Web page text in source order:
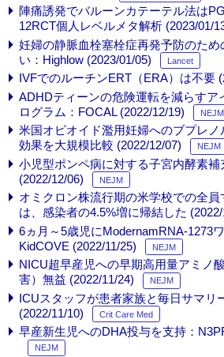
陣痛誘発でバルーンカテーテル法は
12RCT個人レベルメタ解析 (2023/01/
妊婦の静脈血栓塞栓症再発予防のため
い：Highlow (2023/01/05)
Lancet
IVFでのルーチンERT（ERA）は不要
ADHDティーンの危険運転を減らすア
ログラム：FOCAL (2022/12/19)
NEJM
米国オピオイド濫用妊婦へのブプレ
効果を大規模比較 (2022/12/07)
NEJM
小児型ポンペ病に対する子宮内酵素
(2022/12/06)
NEJM
オミクロン株流行期の米学校での全
は、感染者の4.5%増に帰結した (2022/
6ヵ月～5歳児にModernamRNA-1273
KidCOVE (2022/11/25)
NEJM
NICU超早産児への早期高用量アミノ
害）無益 (2022/11/24)
NEJM
ICUスタッフが患者家族と毎日サマリ
(2022/11/10)
Crit Care Med
早産新生児へのDHA投与を支持：
NEJM